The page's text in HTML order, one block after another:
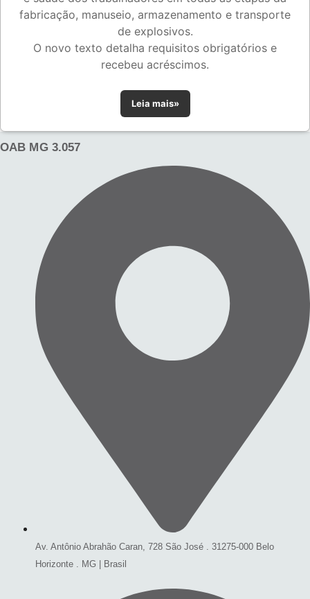
fabricação, manuseio, armazenamento e transporte
de explosivos.
O novo texto detalha requisitos obrigatórios e
recebeu acréscimos.
Leia mais»
OAB MG 3.057
Av. Antônio Abrahão Caran, 728 São José . 31275-000 Belo
Horizonte . MG | Brasil